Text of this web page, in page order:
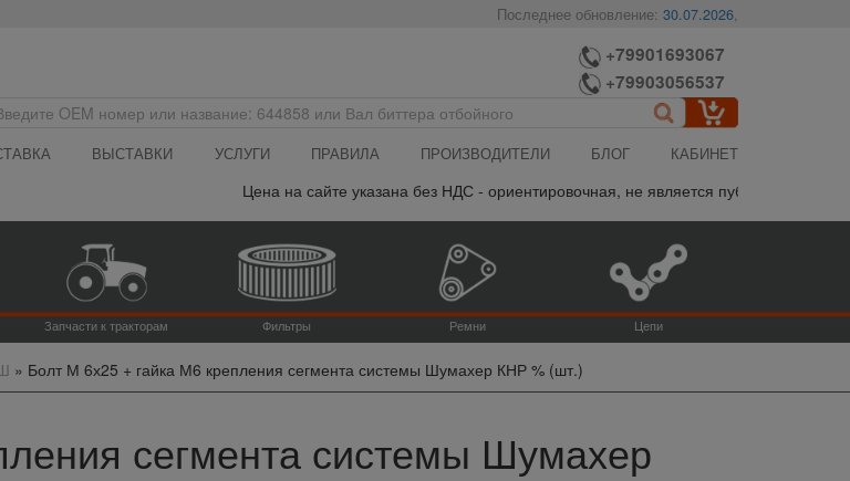
Последнее обновление:30.07.2026,
+79901693067
+79903056537
ВЫСТАВКИ УСЛУГИ ПРАВИЛА ПРОИЗВОДИТЕЛИ БЛОГ КАБИНЕТ
Цена на сайте указана без НДС - ориентировочная, не является публичной офертой,
Запчасти к тракторам Фильтры Ремни Цепи
» Болт М 6х25 + гайка М6 крепления сегмента системы Шумахер КНР % (шт.)
сегмента системы Шумахер